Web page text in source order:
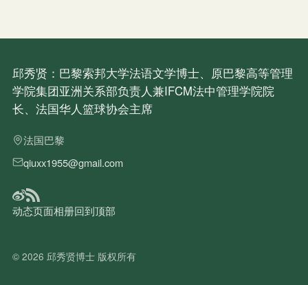
邱秀贤：巴黎索邦大学法语文学博士、原巴黎高等管理
学院集团亚洲关系部负责人兼IFCM法中管理学院院
长、法国华人篮球协会主席
法国巴黎
qiuxx1955@gmail.com
动态页面相册回到顶部
© 2026 邱秀贤博士 版权所有